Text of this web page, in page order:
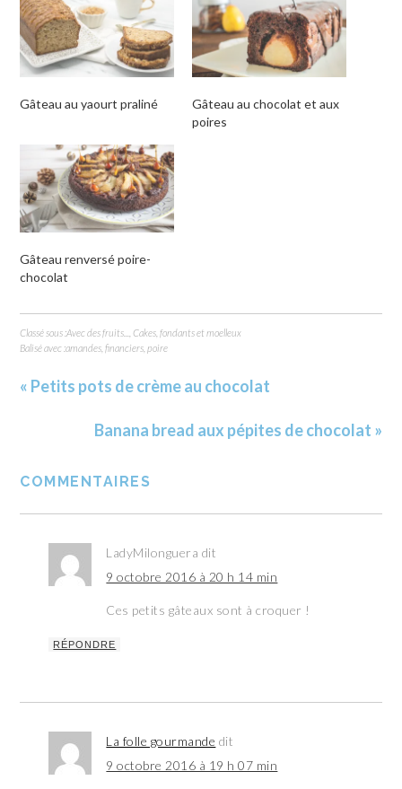
ami(ouvre
dans
une
nouvelle
fenêtre)
Gâteau au yaourt praliné
Gâteau au chocolat et aux
poires
Gâteau renversé poire-
chocolat
Classé sous :Avec des fruits... ,Cakes, fondants et moelleux
Balisé avec :amandes ,financiers ,poire
« Petits pots de crème au chocolat
Banana bread aux pépites de chocolat »
COMMENTAIRES
LadyMilonguera dit
9 octobre 2016 à 20 h 14 min
Ces petits gâteaux sont à croquer !
RÉPONDRE
La folle gourmande dit
9 octobre 2016 à 19 h 07 min